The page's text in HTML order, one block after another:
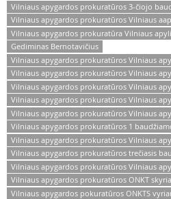
Vilniaus apygardos prokuratūros 3-čiojo
Vilniaus apygardos prokuratūros Vilniaus
Vilniaus apygardos prokuratūra Vilniaus
Gediminas Bernotavičius
Vilniaus apygardos prokuratūros Vilniaus
Vilniaus apygardos prokuratūros Vilniaus
Vilniaus apygardos prokuratūros Vilniaus
Vilniaus apygardos prokuratūros Vilniaus
Vilniaus apygardos prokuratūros Vilniaus
Vilniaus apygardos prokuratūros 1
Vilniaus apygardos prokuratūros Vilniaus
Vilniaus apygardos prokuratūros trečiasis
Vilniaus apygardos prokuratūros Vilniaus
Vilniaus apygardos prokuratūros ONKT
Vilniaus apygardos pokuratūros ONKTS